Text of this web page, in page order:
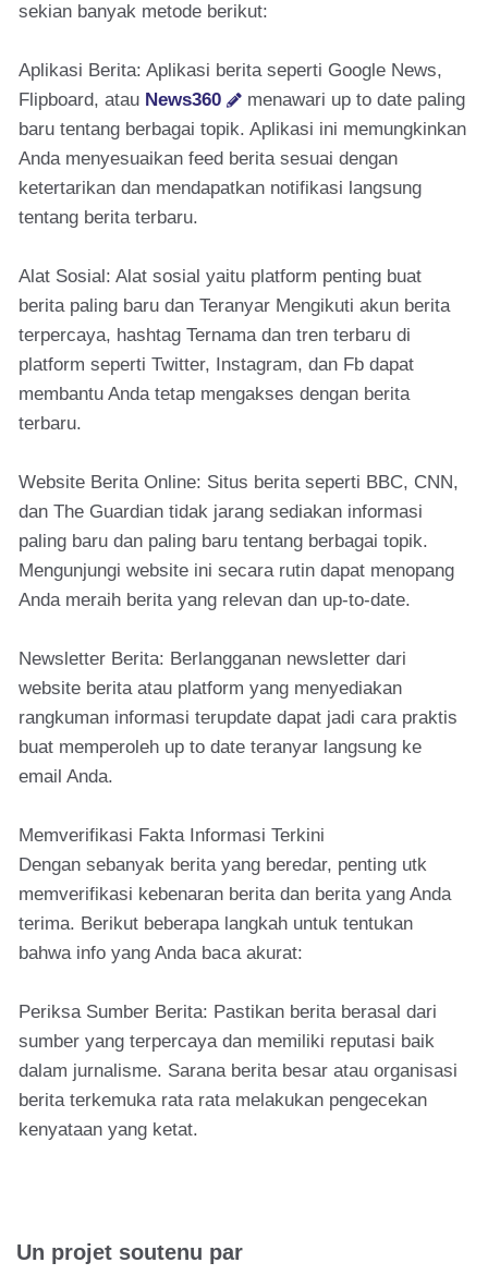
sekian banyak metode berikut:
Aplikasi Berita: Aplikasi berita seperti Google News,
Flipboard, atau News360
menawari up to date paling
baru tentang berbagai topik. Aplikasi ini memungkinkan
Anda menyesuaikan feed berita sesuai dengan
ketertarikan dan mendapatkan notifikasi langsung
tentang berita terbaru.
Alat Sosial: Alat sosial yaitu platform penting buat
berita paling baru dan Teranyar Mengikuti akun berita
terpercaya, hashtag Ternama dan tren terbaru di
platform seperti Twitter, Instagram, dan Fb dapat
membantu Anda tetap mengakses dengan berita
terbaru.
Website Berita Online: Situs berita seperti BBC, CNN,
dan The Guardian tidak jarang sediakan informasi
paling baru dan paling baru tentang berbagai topik.
Mengunjungi website ini secara rutin dapat menopang
Anda meraih berita yang relevan dan up-to-date.
Newsletter Berita: Berlangganan newsletter dari
website berita atau platform yang menyediakan
rangkuman informasi terupdate dapat jadi cara praktis
buat memperoleh up to date teranyar langsung ke
email Anda.
Memverifikasi Fakta Informasi Terkini
Dengan sebanyak berita yang beredar, penting utk
memverifikasi kebenaran berita dan berita yang Anda
terima. Berikut beberapa langkah untuk tentukan
bahwa info yang Anda baca akurat:
Periksa Sumber Berita: Pastikan berita berasal dari
sumber yang terpercaya dan memiliki reputasi baik
dalam jurnalisme. Sarana berita besar atau organisasi
berita terkemuka rata rata melakukan pengecekan
kenyataan yang ketat.
Un projet soutenu par